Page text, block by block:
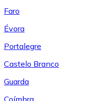
Faro
Évora
Portalegre
Castelo Branco
Guarda
Coímbra